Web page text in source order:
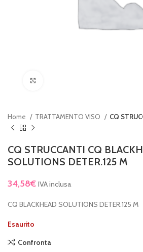
Home TRATTAMENTO VISO CQ
CQ STRUCCANTI CQ
SOLUTIONS DETER.125 M
34,58€ IVA inclusa
CQ BLACKHEAD SOLUTIONS DETER.125 M
Esaurito
Confronta